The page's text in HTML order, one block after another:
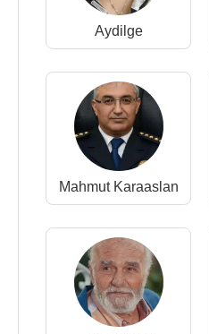
Aydilge
Mahmut Karaaslan